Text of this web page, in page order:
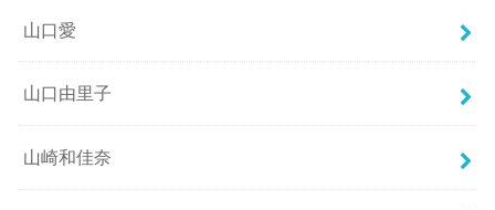
山口愛
山口由里子
山崎和佳奈